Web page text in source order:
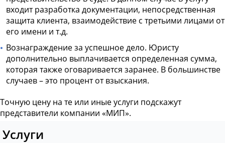
входит разработка документации, непосредственная
защита клиента, взаимодействие с третьими лицами от
его имени и т.д.
Вознаграждение за успешное дело. Юристу
дополнительно выплачивается определенная сумма,
которая также оговаривается заранее. В большинстве
случаев – это процент от взыскания.
Точную цену на те или иные услуги подскажут
представители компании «МИП».
Услуги